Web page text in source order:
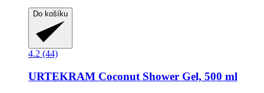
Do košíku
4.2 (44)
URTEKRAM Coconut Shower Gel, 500 ml